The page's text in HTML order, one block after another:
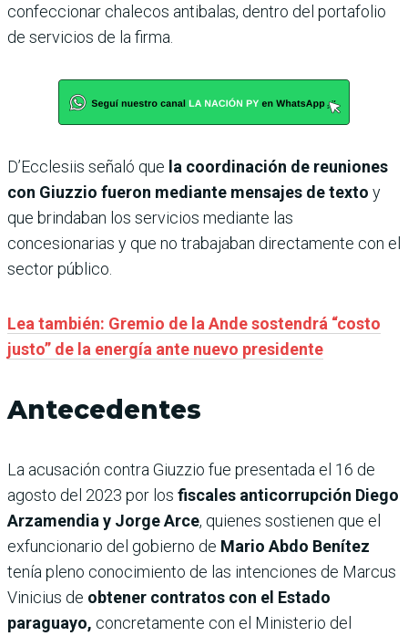
confeccionar chalecos antibalas, dentro del portafolio
de servicios de la firma.
D’Ecclesiis señaló que la coordinación de reuniones
con Giuzzio fueron mediante mensajes de texto y
que brindaban los servicios mediante las
concesionarias y que no trabajaban directamente con el
sector público.
Lea también: Gremio de la Ande sostendrá “costo
justo” de la energía ante nuevo presidente
Antecedentes
La acusación contra Giuzzio fue presentada el 16 de
agosto del 2023 por los fiscales anticorrupción Diego
Arzamendia y Jorge Arce, quienes sostienen que el
exfuncionario del gobierno de Mario Abdo Benítez
tenía pleno conocimiento de las intenciones de Marcus
Vinicius de obtener contratos con el Estado
paraguayo, concretamente con el Ministerio del